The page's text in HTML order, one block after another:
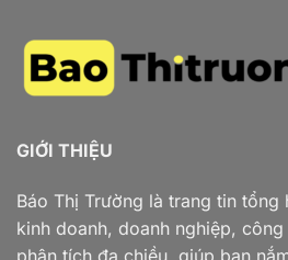
GIỚI THIỆU
Báo Thị Trường là trang tin
kinh doanh, doanh nghiệp,
phân tích đa chiều, giúp bạn